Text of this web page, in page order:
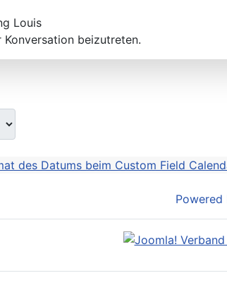
Louis
Konversation beizutreten.
des Datums beim Custom Field
Powered